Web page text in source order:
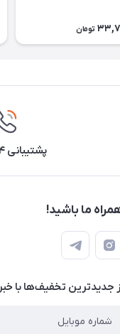
تومان
پشتیبانی ۲۴ ساعته
ما باشید!
جدید‌ترین تخفیف‌ها با‌